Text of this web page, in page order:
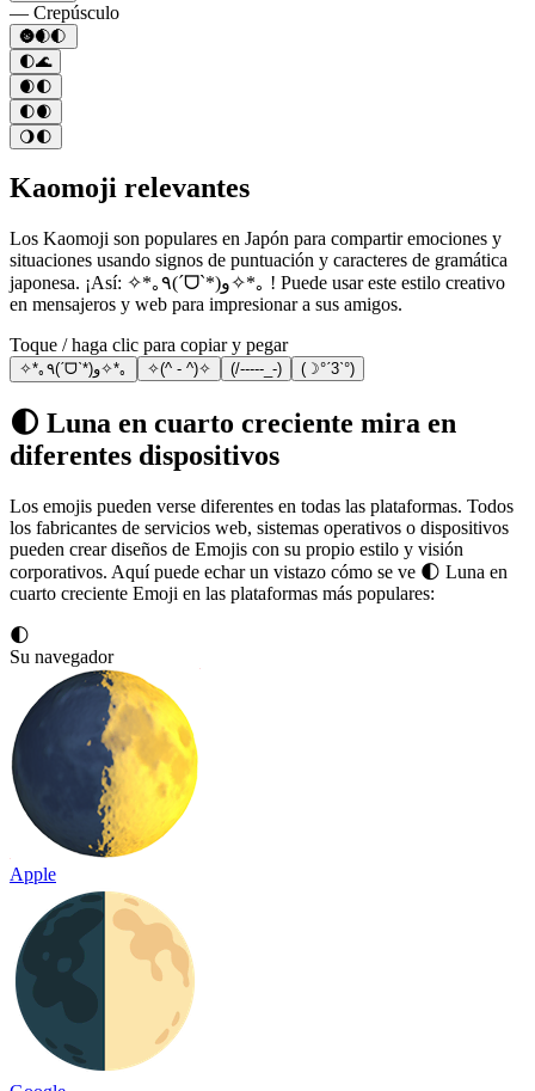
— Crepúsculo
🌚🌒🌓
🌓🌊
🌒🌓
🌓🌒
🌖🌓
Kaomoji relevantes
Los Kaomoji son populares en Japón para compartir emociones y
situaciones usando signos de puntuación y caracteres de gramática
japonesa. ¡Así: ✧*｡٩(ˊᗜˋ*)و✧*｡ ! Puede usar este estilo creativo
en mensajeros y web para impresionar a sus amigos.
Toque / haga clic para copiar y pegar
✧*｡٩(ˊᗜˋ*)و✧*｡ ✧(^ - ^)✧ (/-----_-) (☽°ˊ3ˋ°)
🌓 Luna en cuarto creciente mira en
diferentes dispositivos
Los emojis pueden verse diferentes en todas las plataformas. Todos
los fabricantes de servicios web, sistemas operativos o dispositivos
pueden crear diseños de Emojis con su propio estilo y visión
corporativos. Aquí puede echar un vistazo cómo se ve 🌓 Luna en
cuarto creciente Emoji en las plataformas más populares:
🌓
Su navegador
Apple